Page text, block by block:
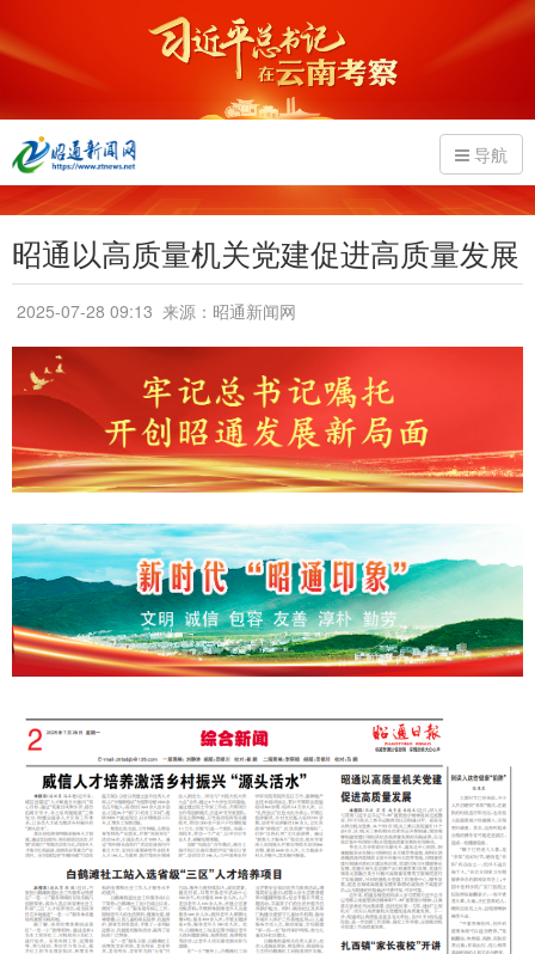
导航
昭通以高质量机关党建促进高质量发展
2025-07-28 09:13 来源：昭通新闻网